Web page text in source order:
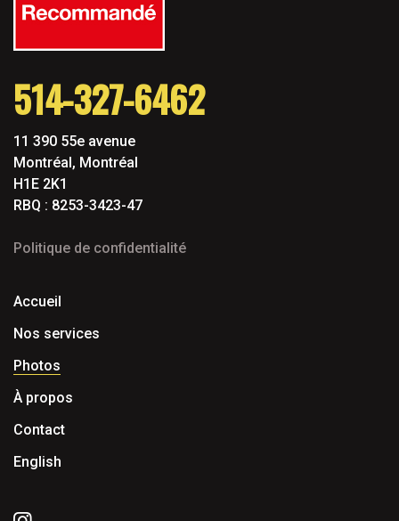
514-327-6462
11 390 55e avenue
Montréal, Montréal
H1E 2K1
RBQ : 8253-3423-47
Politique de confidentialité
Accueil
Nos services
Photos
À propos
Contact
English